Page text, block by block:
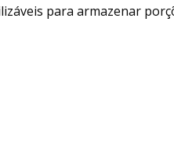
para armazenar